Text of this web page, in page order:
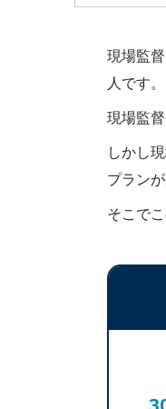
現場監
人です。
現場監
しかし
プラン
そこで